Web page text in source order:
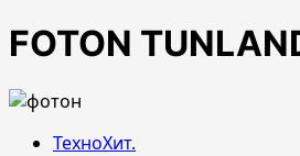
FOTON
ТехноХит.